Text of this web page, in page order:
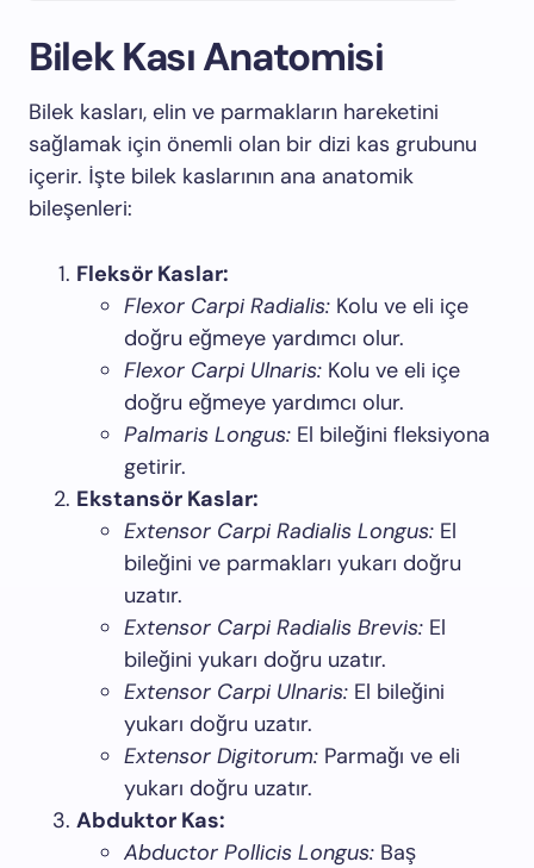
Bilek Kası Anatomisi
Bilek kasları, elin ve parmakların hareketini
sağlamak için önemli olan bir dizi kas grubunu
içerir. İşte bilek kaslarının ana anatomik
bileşenleri:
Fleksör Kaslar:
Flexor Carpi Radialis: Kolu ve eli içe
doğru eğmeye yardımcı olur.
Flexor Carpi Ulnaris: Kolu ve eli içe
doğru eğmeye yardımcı olur.
Palmaris Longus: El bileğini fleksiyona
getirir.
Ekstansör Kaslar:
Extensor Carpi Radialis Longus: El
bileğini ve parmakları yukarı doğru
uzatır.
Extensor Carpi Radialis Brevis: El
bileğini yukarı doğru uzatır.
Extensor Carpi Ulnaris: El bileğini
yukarı doğru uzatır.
Extensor Digitorum: Parmağı ve eli
yukarı doğru uzatır.
Abduktor Kas:
Abductor Pollicis Longus: Baş